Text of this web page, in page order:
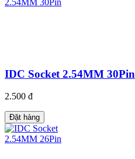
IDC Socket 2.54MM 30Pin
2.500 đ
Đặt hàng